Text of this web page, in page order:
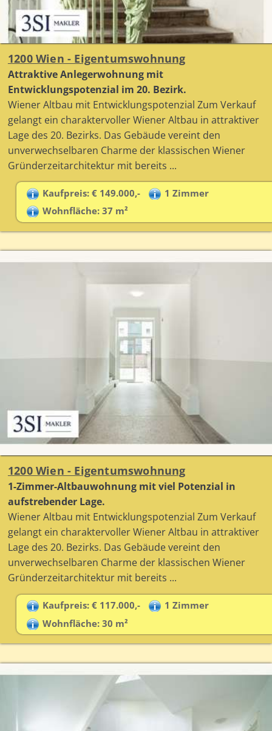
1200 Wien - Eigentumswohnung
Attraktive Anlegerwohnung mit
Entwicklungspotenzial im 20. Bezirk.
Wiener Altbau mit Entwicklungspotenzial Zum Verkauf
gelangt ein charaktervoller Wiener Altbau in attraktiver
Lage des 20. Bezirks. Das Gebäude vereint den
unverwechselbaren Charme der klassischen Wiener
Gründerzeitarchitektur mit bereits ...
Kaufpreis: € 149.000,-
1 Zimmer
Wohnfläche: 37 m²
1200 Wien - Eigentumswohnung
1-Zimmer-Altbauwohnung mit viel Potenzial in
aufstrebender Lage.
Wiener Altbau mit Entwicklungspotenzial Zum Verkauf
gelangt ein charaktervoller Wiener Altbau in attraktiver
Lage des 20. Bezirks. Das Gebäude vereint den
unverwechselbaren Charme der klassischen Wiener
Gründerzeitarchitektur mit bereits ...
Kaufpreis: € 117.000,-
1 Zimmer
Wohnfläche: 30 m²